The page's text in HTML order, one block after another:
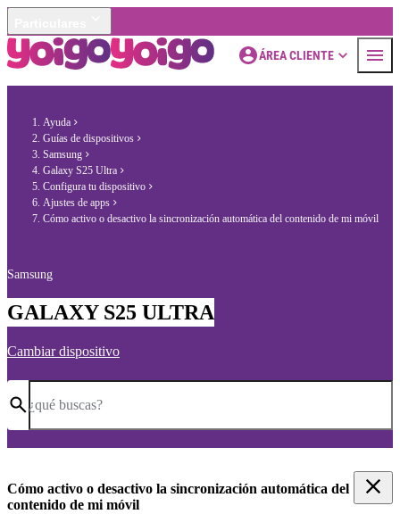
ÁREA CLIENTE
Ayuda
Guías de dispositivos
Samsung
Galaxy S25 Ultra
Configura tu dispositivo
Ajustes de apps
Cómo activo o desactivo la sincronización automática del contenido de mi móvil
Samsung
GALAXY S25 ULTRA
Cambiar dispositivo
¿qué buscas?
Cómo activo o desactivo la sincronización automática del
contenido de mi móvil